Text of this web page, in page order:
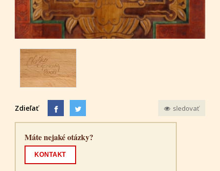
Zdieľať sledovať
Máte nejaké otázky?
KONTAKT